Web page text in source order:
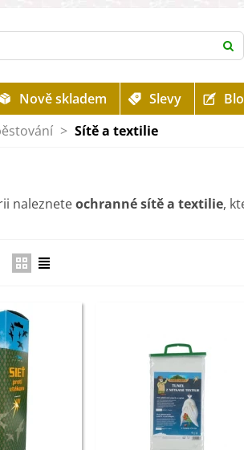
Nově skladem Slevy
> Sítě a textilie
nalezneteochranné sítě a textilie,